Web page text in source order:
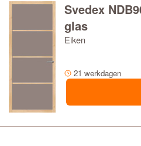
Svedex
glas
Eiken
21 werkdagen